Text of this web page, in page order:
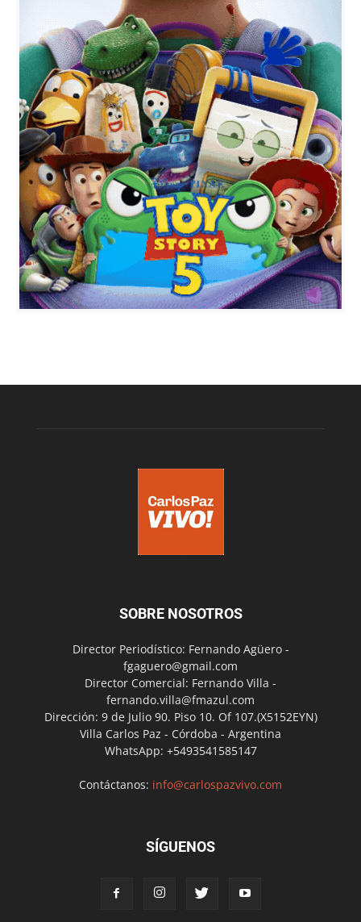
SOBRE NOSOTROS
Director Periodístico: Fernando Agüero -
fgaguero@gmail.com
Director Comercial: Fernando Villa -
fernando.villa@fmazul.com
Dirección: 9 de Julio 90. Piso 10. Of 107.(X5152EYN)
Villa Carlos Paz - Córdoba - Argentina
WhatsApp: +5493541585147
Contáctanos: info@carlospazvivo.com
SÍGUENOS